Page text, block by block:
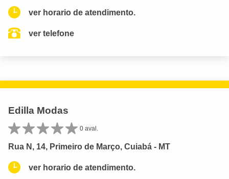
ver horario de atendimento.
ver telefone
Edilla Modas
0 aval.
Rua N, 14, Primeiro de Março, Cuiabá - MT
ver horario de atendimento.